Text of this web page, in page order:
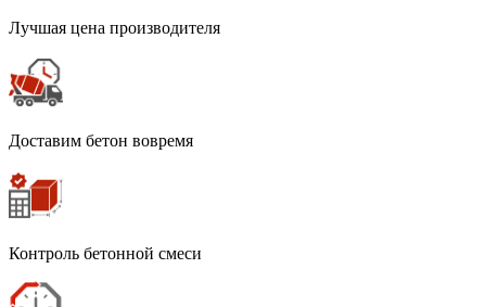
Лучшая цена производителя
Доставим бетон вовремя
Контроль бетонной смеси